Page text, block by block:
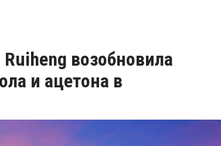
возобновила
и ацетона в